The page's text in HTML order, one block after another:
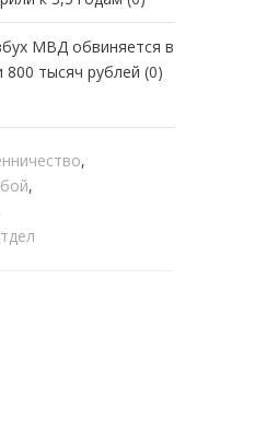
МВД обвиняется в
800 тысяч рублей (0)
,
,